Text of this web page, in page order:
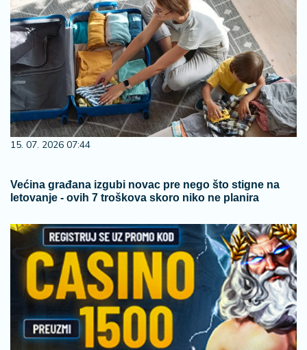
15. 07. 2026 07:44
Većina građana izgubi novac pre nego što stigne na
letovanje - ovih 7 troškova skoro niko ne planira